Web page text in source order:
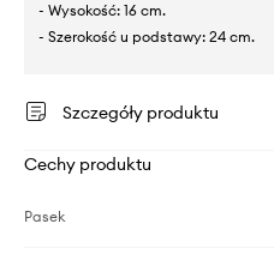
- Wysokość: 16 cm.
- Szerokość u podstawy: 24 cm.
Szczegóły produktu
Cechy produktu
Pasek